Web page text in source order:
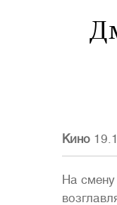
Кино
На